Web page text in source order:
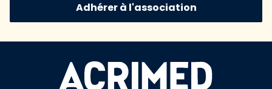
Adhérer à l'association